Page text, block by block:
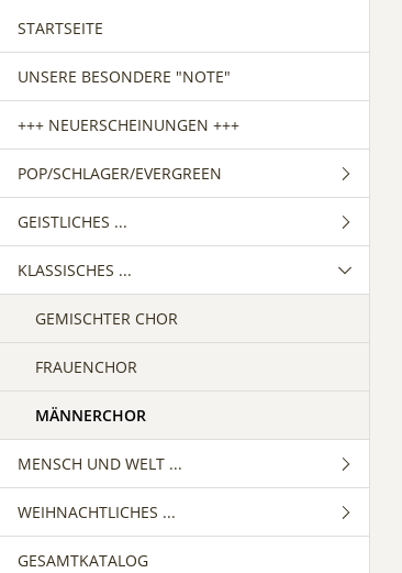
STARTSEITE
UNSERE BESONDERE "NOTE"
+++ NEUERSCHEINUNGEN +++
POP/SCHLAGER/EVERGREEN
GEMISCHTER CHOR
FRAUENCHOR
MÄNNERCHOR
GEISTLICHES ...
GEMISCHTER CHOR
FRAUENCHOR
MÄNNERCHOR
KLASSISCHES ...
GEMISCHTER CHOR
FRAUENCHOR
MÄNNERCHOR
MENSCH UND WELT ...
GEMISCHTER CHOR
FRAUENCHOR
WEIHNACHTLICHES ...
GEMISCHTER CHOR
GESAMTKATALOG